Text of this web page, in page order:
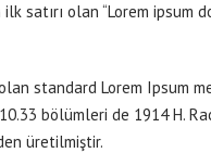
satırı olan “Lorem ipsum
standard Lorem Ipsum
bölümleri de 1914 H.
üretilmiştir.